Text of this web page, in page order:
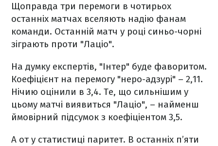
Щоправда три перемоги в чотирьох
останніх матчах вселяють надію фанам
команди. Останній матч у році синьо-чорні
зіграють проти "Лаціо".
На думку експертів, "Інтер" буде фаворитом.
Коефіцієнт на перемогу "неро-адзурі" – 2,11.
Нічию оцінили в 3,4. Те, що сильнішим у
цьому матчі виявиться "Лаціо", – найменш
ймовірний підсумок з коефіціентом 3,5.
А от у статистиці паритет. В останніх п’яти